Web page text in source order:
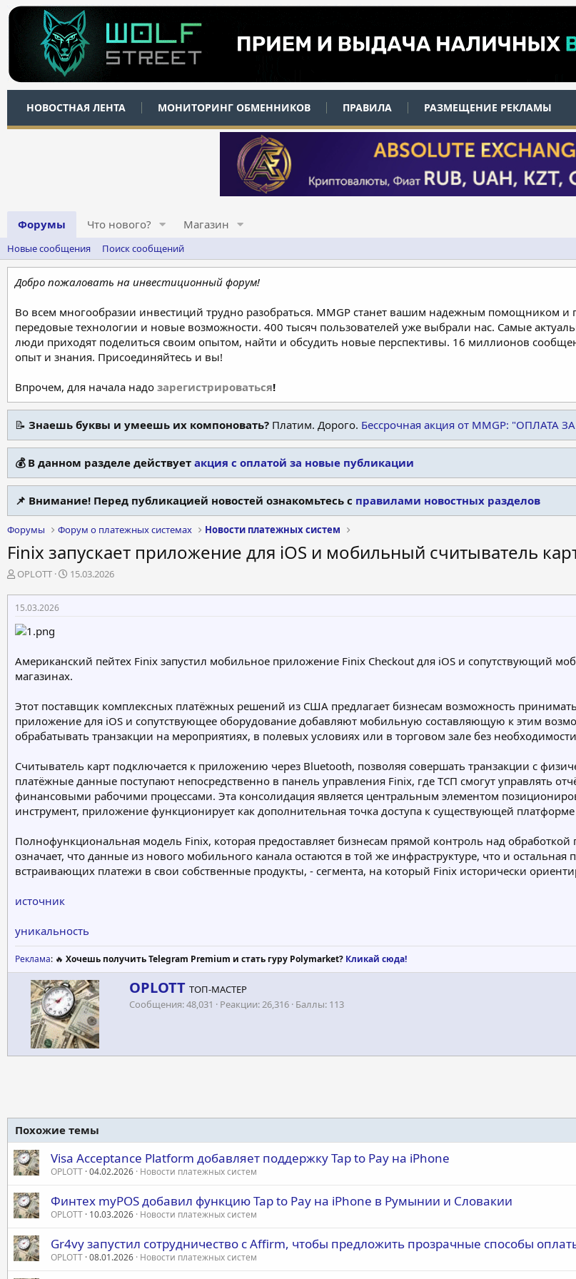
НОВОСТНАЯ ЛЕНТА МОНИТОРИНГ ОБМЕННИКОВ ПРАВИЛА РАЗМЕЩЕНИЕ РЕКЛАМЫ
Форумы Что нового? Магазин
Новые сообщения Поиск сообщений
Добро пожаловать на инвестиционный форум!
Во всем многообразии инвестиций трудно разобраться. MMGP станет вашим надежным помощником
передовые технологии и новые возможности. 400 тысяч пользователей уже выбрали нас. Самые
люди приходят поделиться своим опытом, найти и обсудить новые перспективы. 16 миллионов
опыт и знания. Присоединяйтесь и вы!
Впрочем, для начала надо зарегистрироваться!
📝 Знаешь буквы и умеешь их компоновать? Платим. Дорого. Бессрочная акция от MMGP: "ОПЛАТА
💰 В данном разделе действует акция с оплатой за новые публикации
📌 Внимание! Перед публикацией новостей ознакомьтесь с правилами новостных разделов
Форумы Форум о платежных системах Новости платежных систем
Finix запускает приложение для iOS и мобильный считыватель
А
т
о
р
т
м
ы
OPLOTT
Д
т
а
л
15.03.2026
15.03.2026
Американский пейтех Finix запустил мобильное приложение Finix Checkout для iOS и сопутствующий
магазинах.
Этот поставщик комплексных платёжных решений из США предлагает бизнесам возможность
приложение для iOS и сопутствующее оборудование добавляют мобильную составляющую к этим
обрабатывать транзакции на мероприятиях, в полевых условиях или в торговом зале без
Считыватель карт подключается к приложению через Bluetooth, позволяя совершать транзакции с
платёжные данные поступают непосредственно в панель управления Finix, где ТСП смогут управлять
финансовыми рабочими процессами. Эта консолидация является центральным элементом
инструмент, приложение функционирует как дополнительная точка доступа к существующей платформе
Полнофункциональная модель Finix, которая предоставляет бизнесам прямой контроль над
означает, что данные из нового мобильного канала остаются в той же инфраструктуре, что и
встраивающих платежи в свои собственные продукты, - сегмента, на который Finix исторически
источник
уникальность
Реклама: 🔥 Хочешь получить Telegram Premium и стать гуру Polymarket? Кликай сюда!
А
в
т
OPLOTT ТОП-МАСТЕР
Сообщения 48,031 Реакции 26,316 Баллы 113
Похожие темы
Visa Acceptance Platform добавляет поддержку Tap to Pay на iPhone
OPLOTT 04.02.2026 Новости платежных систем
Финтех myPOS добавил функцию Tap to Pay на iPhone в Румынии и Словакии
OPLOTT 10.03.2026 Новости платежных систем
Gr4vy запустил сотрудничество с Affirm, чтобы предложить прозрачные способы
OPLOTT 08.01.2026 Новости платежных систем